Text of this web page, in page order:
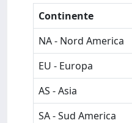
Continente
NA - Nord America
EU - Europa
AS - Asia
SA - Sud America